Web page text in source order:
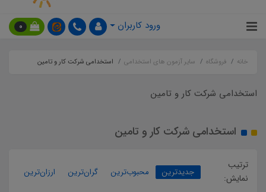
ورود کاربران 0
خانه فروشگاه سایر آزمون های استخدامی استخدامی شرکت کار و تامین
استخدامی شرکت کار و تامین
استخدامی شرکت کار و تامین
ترتیب
نمایش:
جدیدترین محبوب‌ترین گران‌ترین ارزان‌ترین